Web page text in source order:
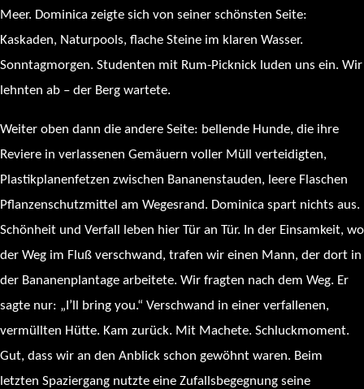
Meer. Dominica zeigte sich von seiner schönsten Seite:
Kaskaden, Naturpools, flache Steine im klaren Wasser.
Sonntagmorgen. Studenten mit Rum-Picknick luden uns ein. Wir
lehnten ab – der Berg wartete.
Weiter oben dann die andere Seite: bellende Hunde, die ihre
Reviere in verlassenen Gemäuern voller Müll verteidigten,
Plastikplanenfetzen zwischen Bananenstauden, leere Flaschen
Pflanzenschutzmittel am Wegesrand. Dominica spart nichts aus.
Schönheit und Verfall leben hier Tür an Tür. In der Einsamkeit, wo
der Weg im Fluß verschwand, trafen wir einen Mann, der dort in
der Bananenplantage arbeitete. Wir fragten nach dem Weg. Er
sagte nur: „I’ll bring you.“ Verschwand in einer verfallenen,
vermüllten Hütte. Kam zurück. Mit Machete. Schluckmoment.
Gut, dass wir an den Anblick schon gewöhnt waren. Beim
letzten Spaziergang nutzte eine Zufallsbegegnung seine